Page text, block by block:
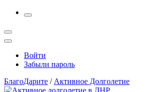
More
Открыть
поиск
Профиль
Войти
Забыли пароль
БлагоДарите / Активное Долголетие